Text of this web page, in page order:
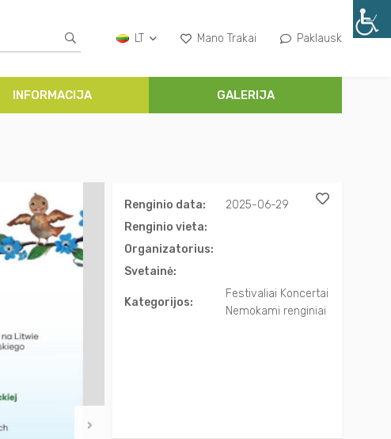
LT Mano Trakai Paklausk
INFORMACIJA GALERIJA
Renginio data:
2025-06-29
Renginio vieta:
Organizatorius:
Svetainė:
Kategorijos:
Festivaliai Koncertai
Nemokami renginiai